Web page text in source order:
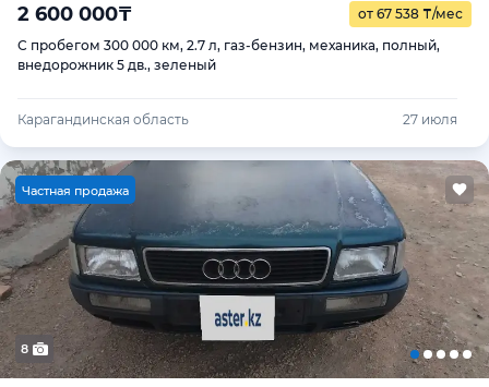
2 600 000₸ от 67 538 ₸/мес
С пробегом 300 000 км, 2.7 л, газ-бензин, механика, полный,
внедорожник 5 дв., зеленый
Карагандинская область 27 июля
Частная продажа
8